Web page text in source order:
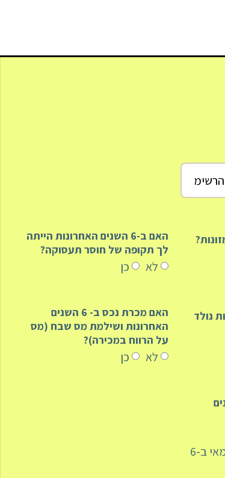
האם ב-6 השנים האחרונות הייתה
לך תקופה של חוסר תעסוקה?
לא כן
נולד
האם מכרת נכס ב- 6 השנים
האחרונות ושילמת מס שבח (מס
על הרווח במכירה)?
לא כן
ב-6 שנים
הייתי גם שכיר וגם עצמאי ב-6